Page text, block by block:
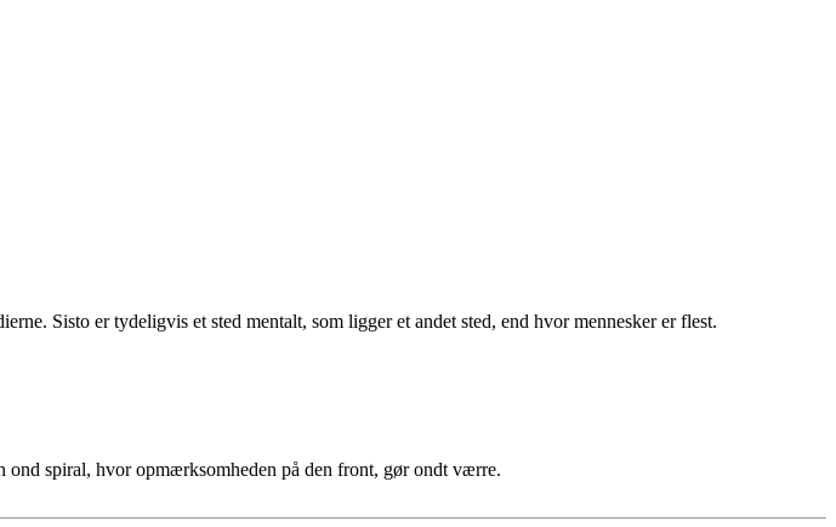
Sisto er tydeligvis et sted mentalt, som ligger et andet sted, end hvor mennesker er flest.
ond spiral, hvor opmærksomheden på den front, gør ondt værre.